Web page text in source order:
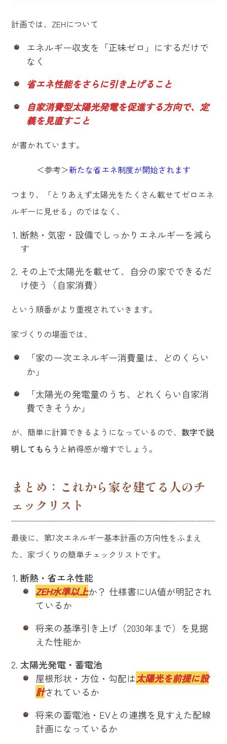
計画では、ZEHについて
エネルギー収支を「正味ゼロ」にするだけで
なく
省エネ性能をさらに引き上げること
自家消費型太陽光発電を促進する方向で、定
義を見直すこと
が書かれています。
＜参考＞新たな省エネ制度が開始されます
つまり、「とりあえず太陽光をたくさん載せてゼロエネ
ルギーに見せる」のではなく、
断熱・気密・設備でしっかりエネルギーを減ら
す
その上で太陽光を載せて、自分の家でできるだ
け使う（自家消費）
という順番がより重視されていきます。
家づくりの場面では、
「家の一次エネルギー消費量は、どのくらい
か」
「太陽光の発電量のうち、どれくらい自家消
費できそうか」
が、簡単に計算できるようになっているので、 数字で説
明してもらう と納得感が増すでしょう。
まとめ：これから家を建てる人のチ
ェックリスト
最後に、第7次エネルギー基本計画の方向性をふまえ
た、家づくりの簡単チェックリストです。
断熱・省エネ性能
ZEH水準以上か？ 仕様書にUA値が明記され
ているか
将来の基準引き上げ（2030年まで）を見据
えた性能か
太陽光発電・蓄電池
屋根形状・方位・勾配は太陽光を前提に設
計されているか
将来の蓄電池・EVとの連携を見すえた配線
計画になっているか